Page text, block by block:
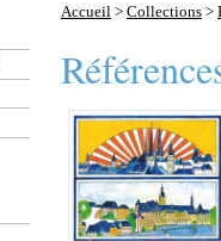
Accueil > Collections >